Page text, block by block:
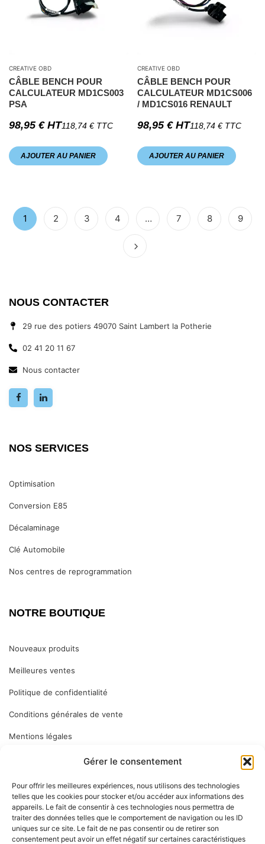
Gérer le consentement
Pour offrir les meilleures expériences, nous utilisons des technologies
telles que les cookies pour stocker et/ou accéder aux informations des
appareils. Le fait de consentir à ces technologies nous permettra de
traiter des données telles que le comportement de navigation ou les ID
uniques sur ce site. Le fait de ne pas consentir ou de retirer son
consentement peut avoir un effet négatif sur certaines caractéristiques
CREATIVE OBD
CÂBLE BENCH POUR
CALCULATEUR MD1CS003
PSA
98,95 €HT118,74 €TTC
AJOUTER AU PANIER
CREATIVE OBD
CÂBLE BENCH POUR
CALCULATEUR MD1CS006
/ MD1CS016 RENAULT
98,95 €HT118,74 €TTC
AJOUTER AU PANIER
1 2 3 4 … 7 8 9
NOUS CONTACTER
29 rue des potiers 49070 Saint Lambert la Potherie
02 41 20 11 67
Nous contacter
NOS SERVICES
Optimisation
Conversion E85
Décalaminage
Clé Automobile
Nos centres de reprogrammation
NOTRE BOUTIQUE
Nouveaux produits
Meilleures ventes
Politique de confidentialité
Conditions générales de vente
Mentions légales
Inscrivez-vous à notre newsletter pour vous tenir informé des
dernières nouveautés : nos services en magasin, nouveaux